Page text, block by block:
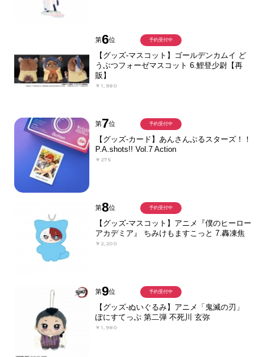
第6位
【グッズ-マスコット】ゴールデンカムイ ど
うぶつフォーゼマスコット 6.鯉登少尉【再
販】
￥1,980
予約受付中
第7位
【グッズ-カード】あんさんぶるスターズ！！
P.A.shots!! Vol.7 Action
￥275
予約受付中
第8位
【グッズ-マスコット】アニメ『僕のヒーロー
アカデミア』 ちみけもますこっと 7.轟凍焦
￥2,200
予約受付中
第9位
【グッズ-ぬいぐるみ】アニメ「鬼滅の刃」
ぽにすてっぷ 第二弾 不死川 玄弥
￥1,980
予約受付中